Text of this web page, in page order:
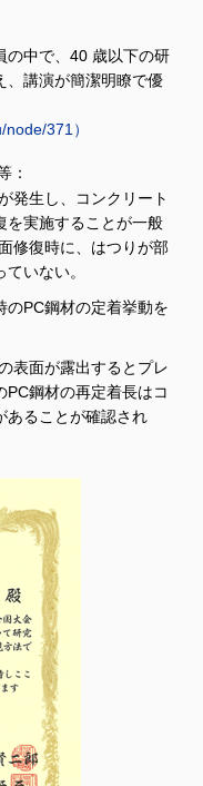
の中で、40 歳以下の研
、講演が簡潔明瞭で優
371）
：
発生し、コンクリート
を実施することが一般
修復時に、はつりが部
いない。
のPC鋼材の定着挙動を
表面が露出するとプレ
PC鋼材の再定着長はコ
あることが確認され